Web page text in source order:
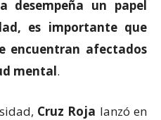
desempeña un papel
es importante que
encuentran afectados
mental.
Cruz Roja lanzó en